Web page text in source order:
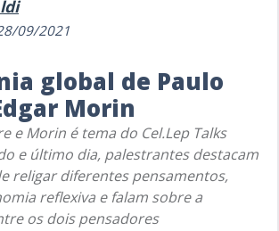
09/2021
global de Paulo
Morin
e Morin é tema do Cel.Lep Talks
e último dia, palestrantes destacam
religar diferentes pensamentos,
reflexiva e falam sobre a
os dois pensadores